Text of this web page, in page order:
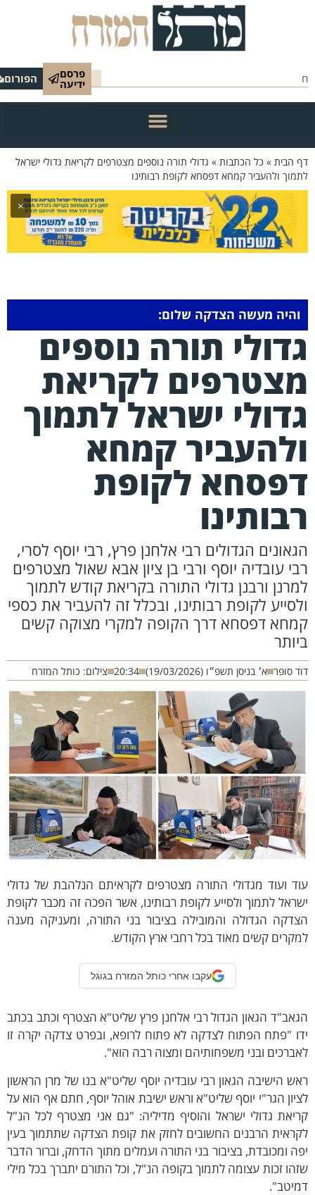
פרסם
ידיעה הפורום
הבית»כל הכתבות»גדולי תורה נוספים מצטרפים לקריאת גדולי ישראל
ולהעביר קמחא דפסחא לקופת רבותינו
×
והיה מעשה הצדקה שלום:
תורה נוספים
לקריאת
ישראל לתמוך
קמחא
לקופת
הגדולים רבי אלחנן פרץ, רבי יוסף לסרי,
עובדיה יוסף ורבי בן ציון אבא שאול מצטרפים
ורבנן גדולי התורה בקריאת קודש לתמוך
לקופת רבותינו, ובכלל זה להעביר את כספי
דפסחא דרך הקופה למקרי מצוקה קשים
סופר א׳ בניסן תשפ״ו (19/03/2026) 20:34 צילום: כותל המזרח
ועוד מגדולי התורה מצטרפים לקראיתם הנלהבת של גדולי
לתמוך ולסייע לקופת רבותינו, אשר הפכה זה מכבר לקופת
הגדולה והמובילה בציבור בני התורה, ומעניקה מענה
קשים מאוד בכל רחבי ארץ הקודש.
עקבו אחרי כותל המזרח בגוגל
הגאון הגדול רבי אלחנן פרץ שליט"א הצטרף וכתב בכתב
"פתח הפתוח לצדקה לא פתוח לרופא, ובפרט צדקה יקרה זו
ובני משפחותיהם ומצוה רבה הוא".
הישיבה הגאון רבי עובדיה יוסף שליט"א בנו של מרן הראשון
הגר"י יוסף שליט"א וראש ישיבת אוהל יוסף, חתם אף הוא על
גדולי ישראל והוסיף מדיליה: "גם אני מצטרף לכל הנ"ל
הרבנים החשובים לחזק את קופת הצדקה שתתמוך בעין
ומכובדת, בציבור בני התורה ועמלים מתוך הדחק, וברור הדבר
זכות עצומה לתמוך בקופה הנ"ל, וכל התורם יתברך בכל מילי